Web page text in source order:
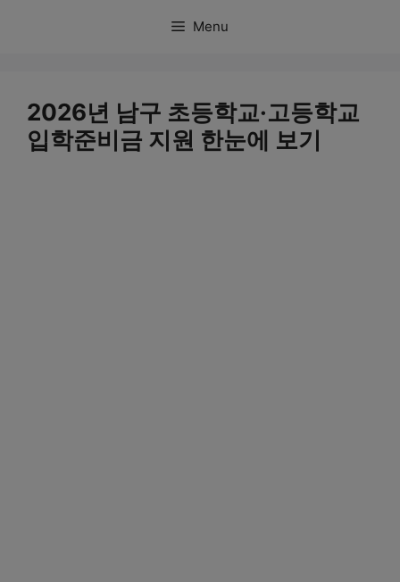
Menu
2026년 남구 초등학교·고등학교
입학준비금 지원 한눈에 보기